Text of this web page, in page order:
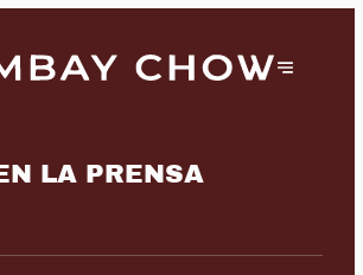
LA PRENSA